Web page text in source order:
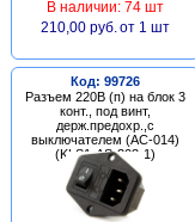
В наличии: 74 шт
210,00 руб. от 1 шт
Код: 99726
Разъем 220В (п) на блок 3
конт., под винт,
держ.предохр.,с
выключателем (AC-014)
(KLS1-AS-303-1)